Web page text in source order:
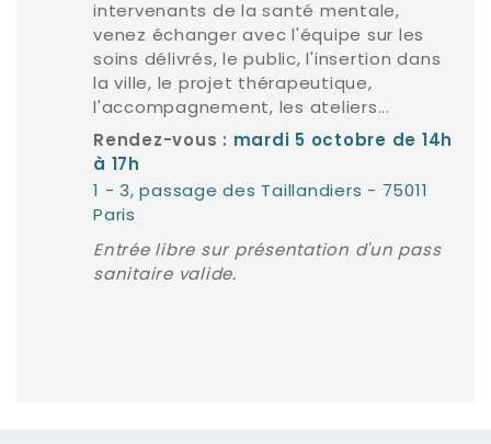
intervenants de la santé mentale,
venez échanger avec l'équipe sur les
soins délivrés, le public, l'insertion dans
la ville, le projet thérapeutique,
l'accompagnement, les ateliers...
Rendez-vous : mardi 5 octobre de 14h
à 17h
1 - 3, passage des Taillandiers - 75011
Paris
Entrée libre sur présentation d'un pass
sanitaire valide.